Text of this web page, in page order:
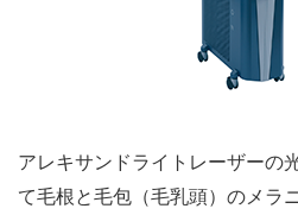
アレキサンドライトレーザーの
て毛根と毛包（毛乳頭）のメラ